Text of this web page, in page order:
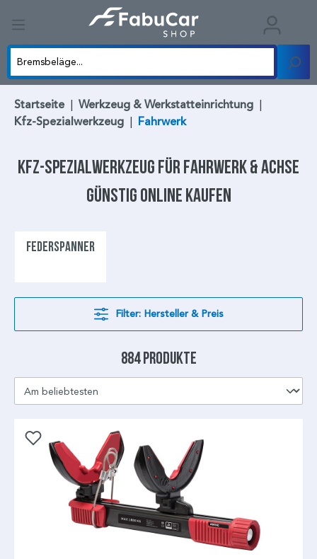
Startseite | Werkzeug & Werkstatteinrichtung |
Kfz-Spezialwerkzeug | Fahrwerk
Kfz-Spezialwerkzeug für Fahrwerk & Achse
günstig online kaufen
FEDERSPANNER
Filter: Hersteller & Preis
884 Produkte